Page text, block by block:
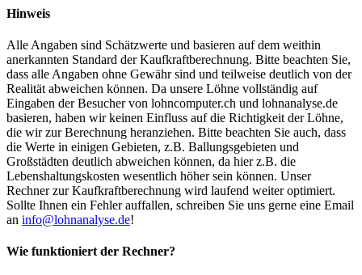
Hinweis
Alle Angaben sind Schätzwerte und basieren auf dem weithin
anerkannten Standard der Kaufkraftberechnung. Bitte beachten Sie,
dass alle Angaben ohne Gewähr sind und teilweise deutlich von der
Realität abweichen können. Da unsere Löhne vollständig auf
Eingaben der Besucher von lohncomputer.ch und lohnanalyse.de
basieren, haben wir keinen Einfluss auf die Richtigkeit der Löhne,
die wir zur Berechnung heranziehen. Bitte beachten Sie auch, dass
die Werte in einigen Gebieten, z.B. Ballungsgebieten und
Großstädten deutlich abweichen können, da hier z.B. die
Lebenshaltungskosten wesentlich höher sein können. Unser
Rechner zur Kaufkraftberechnung wird laufend weiter optimiert.
Sollte Ihnen ein Fehler auffallen, schreiben Sie uns gerne eine Email
an info@lohnanalyse.de!
Wie funktioniert der Rechner?